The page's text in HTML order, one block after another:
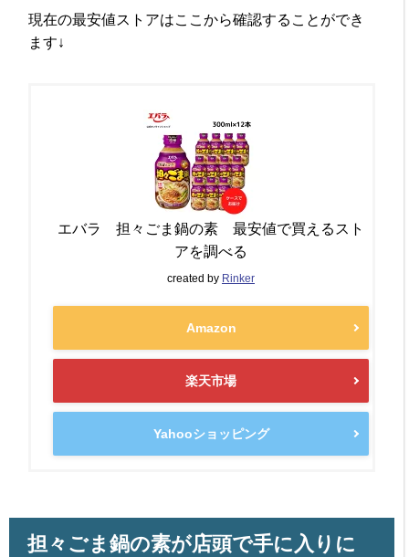
現在の最安値ストアはここから確認することができ
ます↓
エバラ 担々ごま鍋の素 最安値で買えるスト
アを調べる
created by Rinker
Amazon
楽天市場
Yahooショッピング
担々ごま鍋の素が店頭で手に入りに